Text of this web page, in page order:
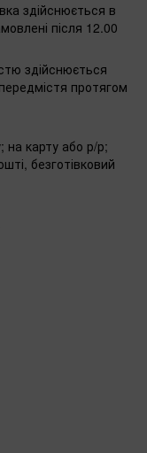
здійснюється в
після 12.00
здійснюється
протягом
на карту або р/р;
безготівковий